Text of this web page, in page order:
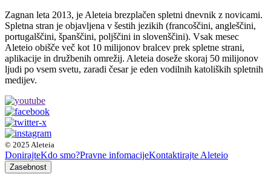
Zagnan leta 2013, je Aleteia brezplačen spletni dnevnik z novicami.
Spletna stran je objavljena v šestih jezikih (francoščini, angleščini,
portugalščini, španščini, poljščini in slovenščini). Vsak mesec
Aleteio obišče več kot 10 milijonov bralcev prek spletne strani,
aplikacije in družbenih omrežij. Aleteia doseže skoraj 50 milijonov
ljudi po vsem svetu, zaradi česar je eden vodilnih katoliških spletnih
medijev.
© 2025 Aleteia
DonirajteKdo smo?Pravne infomacijeKontaktirajte Aleteio
Zasebnost